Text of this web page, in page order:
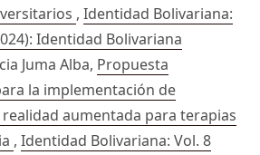
, Identidad Bolivariana:
Identidad Bolivariana
Juma Alba, Propuesta
la implementación de
aumentada para terapias
, Identidad Bolivariana: Vol. 8